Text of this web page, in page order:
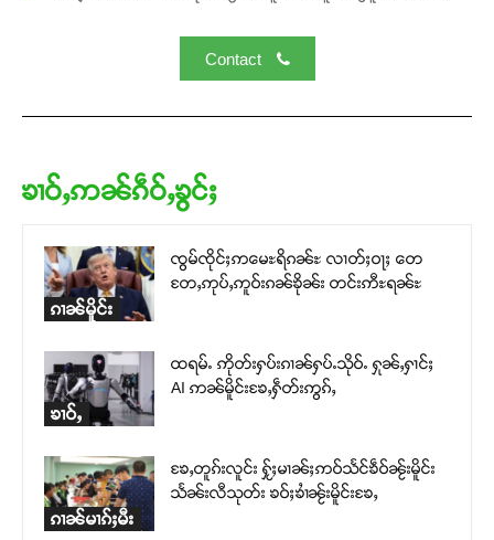
Contact
ၶၢဝ်ႇဢၼ်ၵဵဝ်ႇၶွင်ႈ
ၵၢၼ်မိူင်း
ၸွမ်ၸိုင်ႈဢမေႊရိၵၼ်ႊ လၢတ်ႈဝႃႈ တေ
တႄႇဢုပ်ႇဢူဝ်းၵၼ်ၶိုၼ်း တင်းဢီႊရၼ်ႊ
ၶၢဝ်ႇ
ထရမ်ႉ ဢိုတ်းႁပ်းၵၢၼ်ႁပ်ႉသိုဝ်ႉ ႁုၼ်ႇႁၢင်ႈ
AI ဢၼ်မိူင်းၶႄႇႁဵတ်းဢွၵ်ႇ
ၵၢၼ်မၢၵ်ႈမီး
ၶႄႇတူၵ်းလူင်း ႁႂ်ႈမၢၼ်ႈဢဝ်သႅင်ၶဵဝ်ၼႂ်းမိူင်း
သႅၼ်းလီသုတ်း ၶဝ်ႈၶၢႆၼႂ်းမိူင်းၶႄႇ